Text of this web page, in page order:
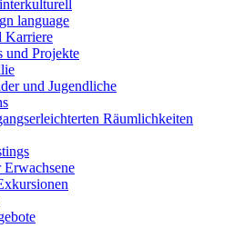
language
Karriere
und Projekte
und Jugendliche
Räumlichkeiten